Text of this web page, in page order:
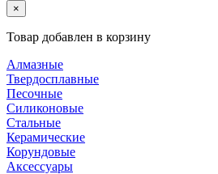
×
Товар добавлен в корзину
Алмазные
Твердосплавные
Песочные
Силиконовые
Стальные
Керамические
Корундовые
Аксессуары